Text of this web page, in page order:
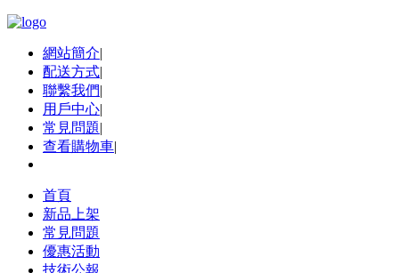
網站簡介|
配送方式|
聯繫我們|
用戶中心|
常見問題|
查看購物車|
首頁
新品上架
常見問題
優惠活動
技術公報